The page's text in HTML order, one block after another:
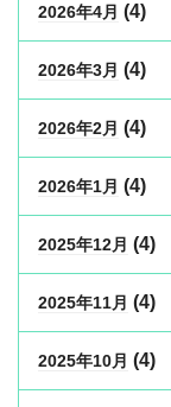
2026年4月 (4)
2026年3月 (4)
2026年2月 (4)
2026年1月 (4)
2025年12月 (4)
2025年11月 (4)
2025年10月 (4)